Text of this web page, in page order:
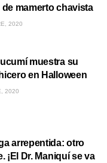
mamerto chavista
2020
muestra su
en Halloween
2020
arrepentida: otro
¡El Dr. Maniquí se va